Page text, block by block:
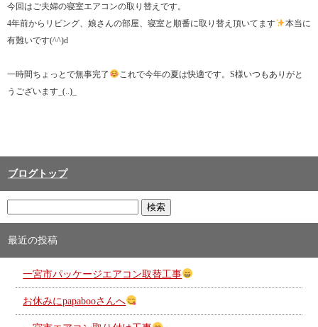
今回はご夫婦の寝室エアコンの取り替えです。
4年前からリビング、娘さんの部屋、寝室と順番に取り替え頂いてます
本当に
有難いです(^^)d
一時間ちょっとで無事完了
これで今年の夏は快適です。S様いつもありがと
うございます_(..)_
ブログトップ
最近の投稿
一宮市パッケージエアコン取替工事
お休みにpapabooさんへ